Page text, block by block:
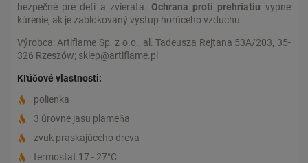
bezpečné pre deti a zvieratá. Ochrana proti prehriatiu vypne
kúrenie, ak je zablokovaný výstup horúceho vzduchu.
Výrobca: Artiflame Sp. z o.o., al. Tadeusza Rejtana 53A/203, 35-
326 Rzeszów; sklep@artiflame.pl
Kľúčové vlastnosti:
polienka
3 úrovne jasu plameňa
zvuk praskajúceho dreva
termostat 17 - 27°C